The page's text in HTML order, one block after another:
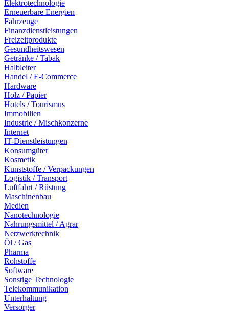
Elektrotechnologie
Erneuerbare Energien
Fahrzeuge
Finanzdienstleistungen
Freizeitprodukte
Gesundheitswesen
Getränke / Tabak
Halbleiter
Handel / E-Commerce
Hardware
Holz / Papier
Hotels / Tourismus
Immobilien
Industrie / Mischkonzerne
Internet
IT-Dienstleistungen
Konsumgüter
Kosmetik
Kunststoffe / Verpackungen
Logistik / Transport
Luftfahrt / Rüstung
Maschinenbau
Medien
Nanotechnologie
Nahrungsmittel / Agrar
Netzwerktechnik
Öl / Gas
Pharma
Rohstoffe
Software
Sonstige Technologie
Telekommunikation
Unterhaltung
Versorger